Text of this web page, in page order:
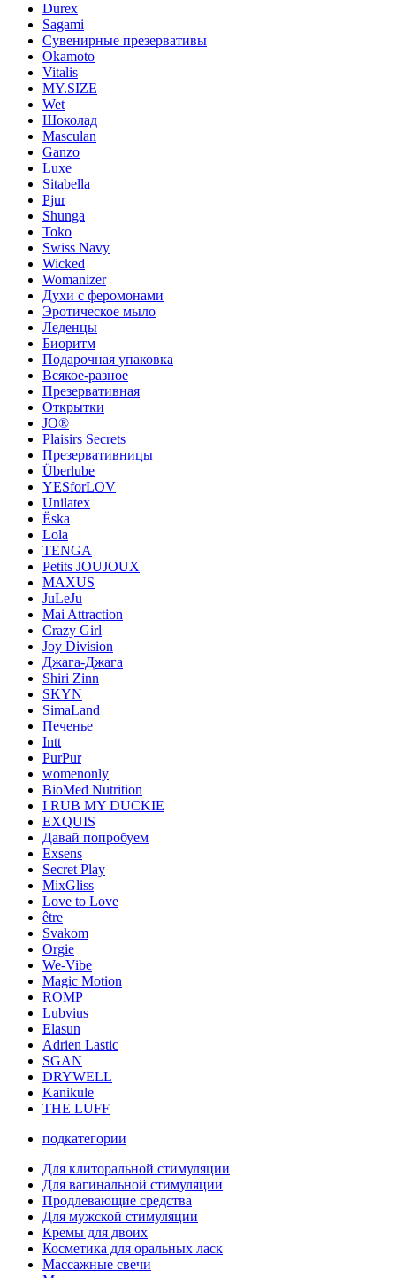
Durex
Sagami
Сувенирные презервативы
Okamoto
Vitalis
MY.SIZE
Wet
Шоколад
Masculan
Ganzo
Luxe
Sitabella
Pjur
Shunga
Toko
Swiss Navy
Wicked
Womanizer
Духи с феромонами
Эротическое мыло
Леденцы
Биоритм
Подарочная упаковка
Всякое-разное
Презервативная
Открытки
JO®
Plaisirs Secrets
Презервативницы
Überlube
YESforLOV
Unilatex
Ёska
Lola
TENGA
Petits JOUJOUX
MAXUS
JuLeJu
Mai Attraction
Crazy Girl
Joy Division
Джага-Джага
Shiri Zinn
SKYN
SimaLand
Печенье
Intt
PurPur
womenonly
BioMed Nutrition
I RUB MY DUCKIE
EXQUIS
Давай попробуем
Exsens
Secret Play
MixGliss
Love to Love
être
Svakom
Orgie
We-Vibe
Magic Motion
ROMP
Lubvius
Elasun
Adrien Lastic
SGAN
DRYWELL
Kanikule
THE LUFF
подкатегории
Для клиторальной стимуляции
Для вагинальной стимуляции
Продлевающие средства
Для мужской стимуляции
Кремы для двоих
Косметика для оральных ласк
Массажные свечи